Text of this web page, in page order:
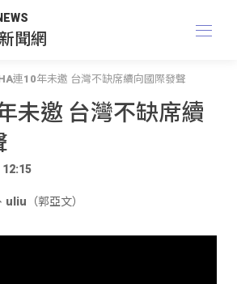
聞網
連10年未邀 台灣不缺席續向國際發聲
未邀 台灣不缺席續
uliu（郭亞文）